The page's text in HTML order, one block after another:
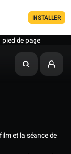
INSTALLER
pied de page
et la séance de